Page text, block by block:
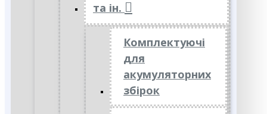
та ін.
Комплектуючі
для
акумуляторних
збірок